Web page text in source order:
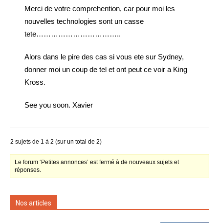
Merci de votre comprehention, car pour moi les
nouvelles technologies sont un casse
tete……………………………..
Alors dans le pire des cas si vous ete sur Sydney,
donner moi un coup de tel et ont peut ce voir a King
Kross.
See you soon. Xavier
2 sujets de 1 à 2 (sur un total de 2)
Le forum ‘Petites annonces’ est fermé à de nouveaux sujets et
réponses.
Nos articles